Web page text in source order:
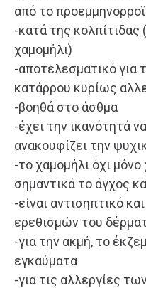
από το
-κατά της κολπίτιδας
χαμομήλι)
-αποτελεσματικό για
κατάρρου κυρίως
-βοηθά στο άσθμα
-έχει την ικανότητά
ανακουφίζει την
-το χαμομήλι όχι
σημαντικά το άγχος
-είναι αντισηπτικό
ερεθισμών του
-για την ακμή, το
εγκαύματα
-για τις αλλεργίες